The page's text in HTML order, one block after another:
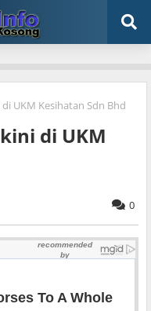
UKM Kesihatan Sdn Bhd
di UKM
0